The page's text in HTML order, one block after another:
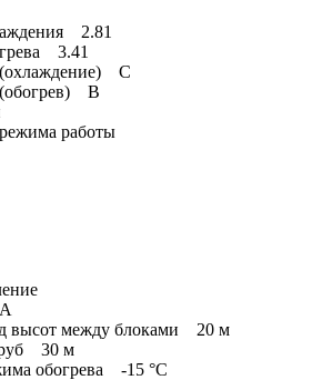
2.81
3.41
(охлаждение) C
(обогрев) B
работы
высот между блоками 20 м
30 м
обогрева -15 °C